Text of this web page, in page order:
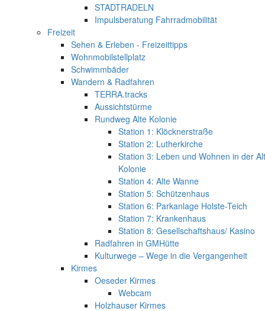
STADTRADELN
Impulsberatung Fahrradmobilität
Freizeit
Sehen & Erleben - Freizeittipps
Wohnmobilstellplatz
Schwimmbäder
Wandern & Radfahren
TERRA.tracks
Aussichtstürme
Rundweg Alte Kolonie
Station 1: Klöcknerstraße
Station 2: Lutherkirche
Station 3: Leben und Wohnen in der
Kolonie
Station 4: Alte Wanne
Station 5: Schützenhaus
Station 6: Parkanlage Holste-Teich
Station 7: Krankenhaus
Station 8: Gesellschaftshaus/ Kasino
Radfahren in GMHütte
Kulturwege – Wege in die Vergangenheit
Kirmes
Oeseder Kirmes
Webcam
Holzhauser Kirmes